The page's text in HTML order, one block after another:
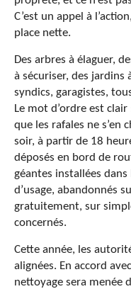
C’est un appel à
place nette.
Des arbres à élaguer,
à sécuriser, des
syndics, garagistes,
Le mot d’ordre est
que les rafales ne s’en
soir, à partir de 18
déposés en bord de
géantes installées
d’usage, abandonnés
gratuitement, sur
concernés.
Cette année, les
alignées. En accord
nettoyage sera menée